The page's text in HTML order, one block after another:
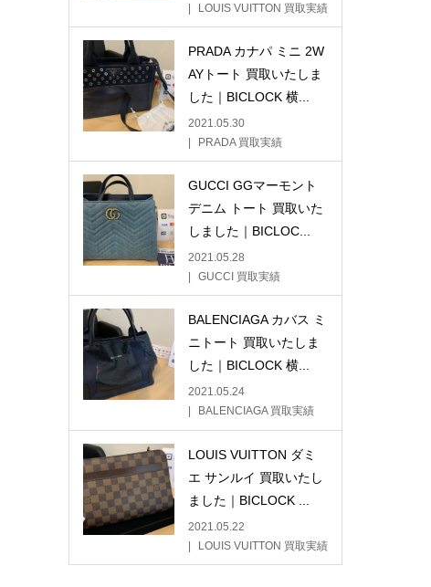
LOUIS VUITTON 買取実績
PRADA カナパ ミニ 2W
AYトート 買取いたしま
した｜BICLOCK 横...
2021.05.30
PRADA 買取実績
GUCCI GGマーモント
デニム トート 買取いた
しました｜BICLOC...
2021.05.28
GUCCI 買取実績
BALENCIAGA カバス ミ
ニトート 買取いたしま
した｜BICLOCK 横...
2021.05.24
BALENCIAGA 買取実績
LOUIS VUITTON ダミ
エ サンルイ 買取いたし
ました｜BICLOCK ...
2021.05.22
LOUIS VUITTON 買取実績